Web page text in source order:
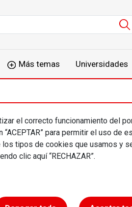
Más temas Universidades
el correcto funcionamiento del
para permitir el uso de
los tipos de cookies que usamos y
clic aquí “RECHAZAR”.